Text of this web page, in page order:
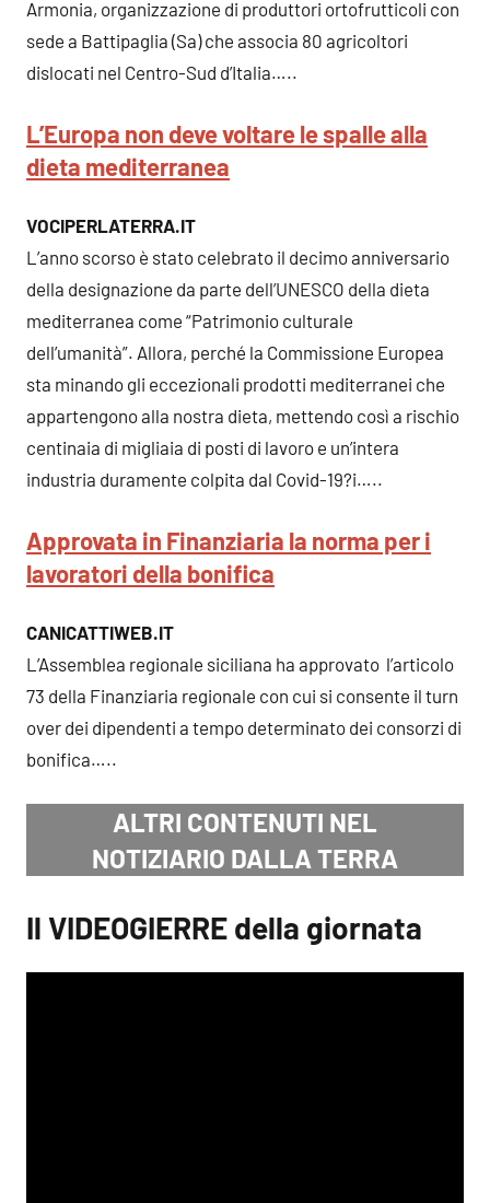
Armonia, organizzazione di produttori ortofrutticoli con
sede a Battipaglia (Sa) che associa 80 agricoltori
dislocati nel Centro-Sud d’Italia…..
L’Europa non deve voltare le spalle alla
dieta mediterranea
VOCIPERLATERRA.IT
L’anno scorso è stato celebrato il decimo anniversario
della designazione da parte dell’UNESCO della dieta
mediterranea come “Patrimonio culturale
dell’umanità”. Allora, perché la Commissione Europea
sta minando gli eccezionali prodotti mediterranei che
appartengono alla nostra dieta, mettendo così a rischio
centinaia di migliaia di posti di lavoro e un’intera
industria duramente colpita dal Covid-19?i…..
Approvata in Finanziaria la norma per i
lavoratori della bonifica
CANICATTIWEB.IT
L’Assemblea regionale siciliana ha approvato l’articolo
73 della Finanziaria regionale con cui si consente il turn
over dei dipendenti a tempo determinato dei consorzi di
bonifica…..
ALTRI CONTENUTI NEL
NOTIZIARIO DALLA TERRA
Il VIDEOGIERRE della giornata